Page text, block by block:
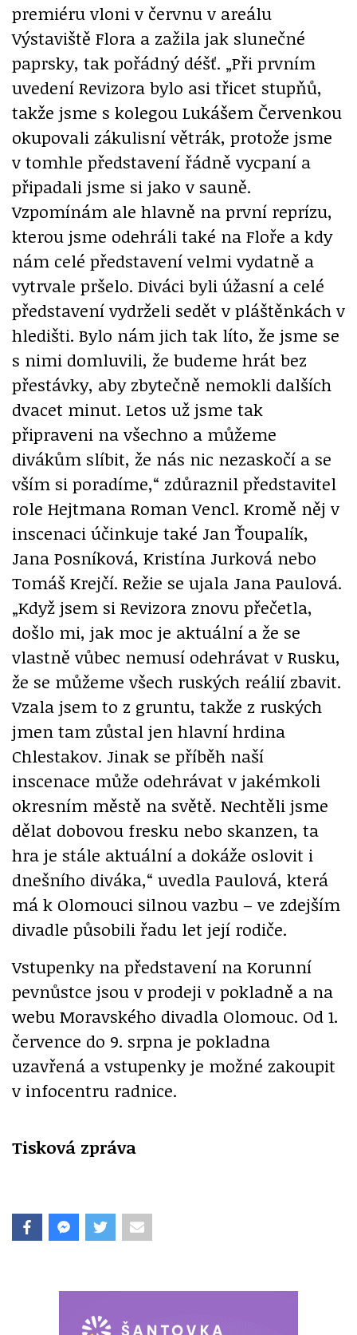
premiéru vloni v červnu v areálu
Výstaviště Flora a zažila jak slunečné
paprsky, tak pořádný déšť. „Při prvním
uvedení Revizora bylo asi třicet stupňů,
takže jsme s kolegou Lukášem Červenkou
okupovali zákulisní větrák, protože jsme
v tomhle představení řádně vycpaní a
připadali jsme si jako v sauně.
Vzpomínám ale hlavně na první reprízu,
kterou jsme odehráli také na Floře a kdy
nám celé představení velmi vydatně a
vytrvale pršelo. Diváci byli úžasní a celé
představení vydrželi sedět v pláštěnkách v
hledišti. Bylo nám jich tak líto, že jsme se
s nimi domluvili, že budeme hrát bez
přestávky, aby zbytečně nemokli dalších
dvacet minut. Letos už jsme tak
připraveni na všechno a můžeme
divákům slíbit, že nás nic nezaskočí a se
vším si poradíme,“ zdůraznil představitel
role Hejtmana Roman Vencl. Kromě něj v
inscenaci účinkuje také Jan Ťoupalík,
Jana Posníková, Kristína Jurková nebo
Tomáš Krejčí. Režie se ujala Jana Paulová.
„Když jsem si Revizora znovu přečetla,
došlo mi, jak moc je aktuální a že se
vlastně vůbec nemusí odehrávat v Rusku,
že se můžeme všech ruských reálií zbavit.
Vzala jsem to z gruntu, takže z ruských
jmen tam zůstal jen hlavní hrdina
Chlestakov. Jinak se příběh naší
inscenace může odehrávat v jakémkoli
okresním městě na světě. Nechtěli jsme
dělat dobovou fresku nebo skanzen, ta
hra je stále aktuální a dokáže oslovit i
dnešního diváka,“ uvedla Paulová, která
má k Olomouci silnou vazbu – ve zdejším
divadle působili řadu let její rodiče.
Vstupenky na představení na Korunní
pevnůstce jsou v prodeji v pokladně a na
webu Moravského divadla Olomouc. Od 1.
července do 9. srpna je pokladna
uzavřená a vstupenky je možné zakoupit
v infocentru radnice.
Tisková zpráva